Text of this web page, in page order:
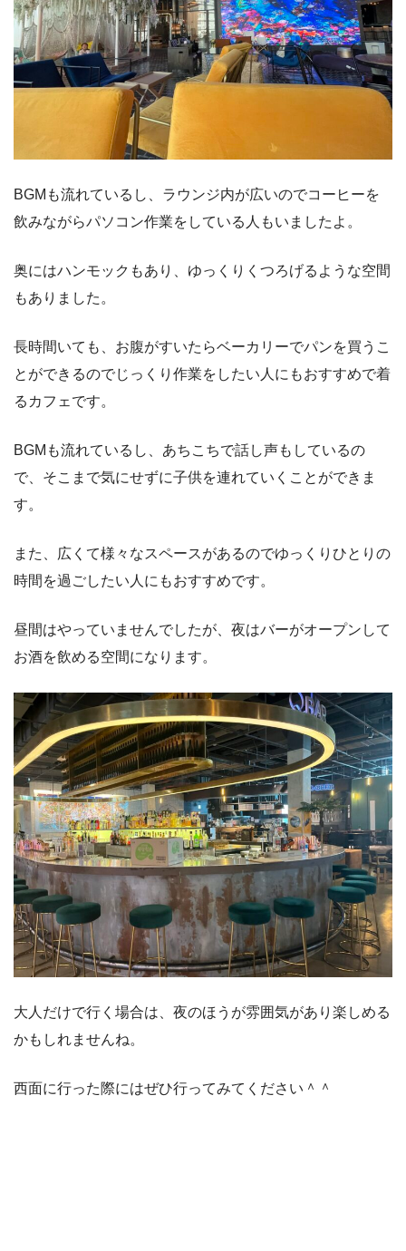
BGMも流れているし、ラウンジ内が広いのでコーヒーを
飲みながらパソコン作業をしている人もいましたよ。
奥にはハンモックもあり、ゆっくりくつろげるような空間
もありました。
長時間いても、お腹がすいたらベーカリーでパンを買うこ
とができるのでじっくり作業をしたい人にもおすすめで着
るカフェです。
BGMも流れているし、あちこちで話し声もしているの
で、そこまで気にせずに子供を連れていくことができま
す。
また、広くて様々なスペースがあるのでゆっくりひとりの
時間を過ごしたい人にもおすすめです。
昼間はやっていませんでしたが、夜はバーがオープンして
お酒を飲める空間になります。
大人だけで行く場合は、夜のほうが雰囲気があり楽しめる
かもしれませんね。
西面に行った際にはぜひ行ってみてください＾＾